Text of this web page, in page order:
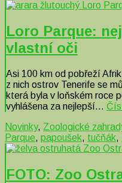
Loro Parque:
vlastní oči
Asi 100 km od pobřeží
z nich ostrov Tenerife se
která byla v loňském roce
vyhlášena za nejlepší…
Novinky, Zoologické
Parque, papoušek, tučňák,
FOTO: Zoo